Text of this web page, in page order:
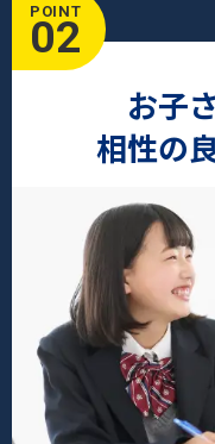
POINT
02
お子
相性の